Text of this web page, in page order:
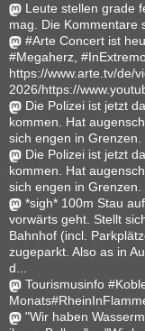
Leute stellen grade
mag. Die Kommentare
#Arte Concert ist
#Megaherz,
https://www.arte.tv/de/
2026/https://
Die Polizei ist jetzt
kommen. Hat
sich engen in Grenzen.
Die Polizei ist jetzt
kommen. Hat
sich engen in Grenzen.
*sigh* 100m Stau
vorwärts geht. Stellt
Bahnhof (incl.
zugeparkt. Also as in
d...
Tourismusinfo
"Wir haben